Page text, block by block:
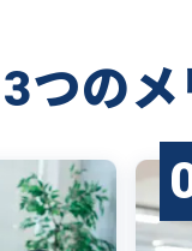
3つの